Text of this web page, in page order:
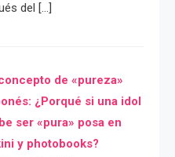
del […]
de «pureza»
¿Porqué si una idol
ser «pura» posa en
y photobooks?